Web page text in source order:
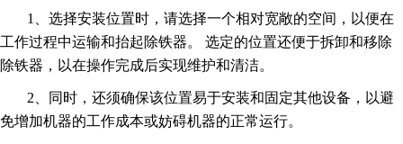
1、选择安装位置时，请选择一个相对宽敞的空间，以便在
工作过程中运输和抬起除铁器。 选定的位置还便于拆卸和移除
除铁器，以在操作完成后实现维护和清洁。
2、同时，还须确保该位置易于安装和固定其他设备，以避
免增加机器的工作成本或妨碍机器的正常运行。